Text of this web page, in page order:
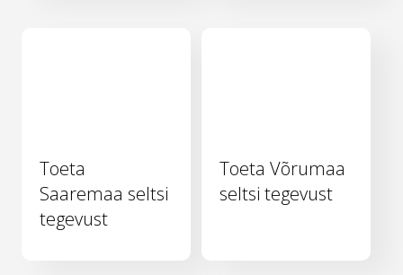
Toeta
Saaremaa seltsi
tegevust
Toeta Võrumaa
seltsi tegevust